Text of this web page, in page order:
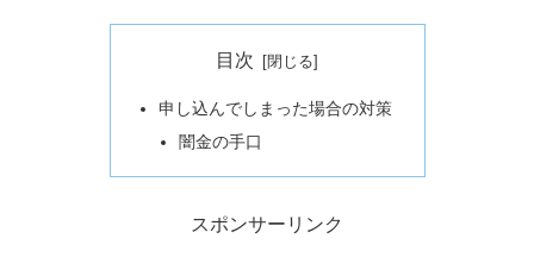
目次
申し込んでしまった場合の対策
闇金の手口
スポンサーリンク